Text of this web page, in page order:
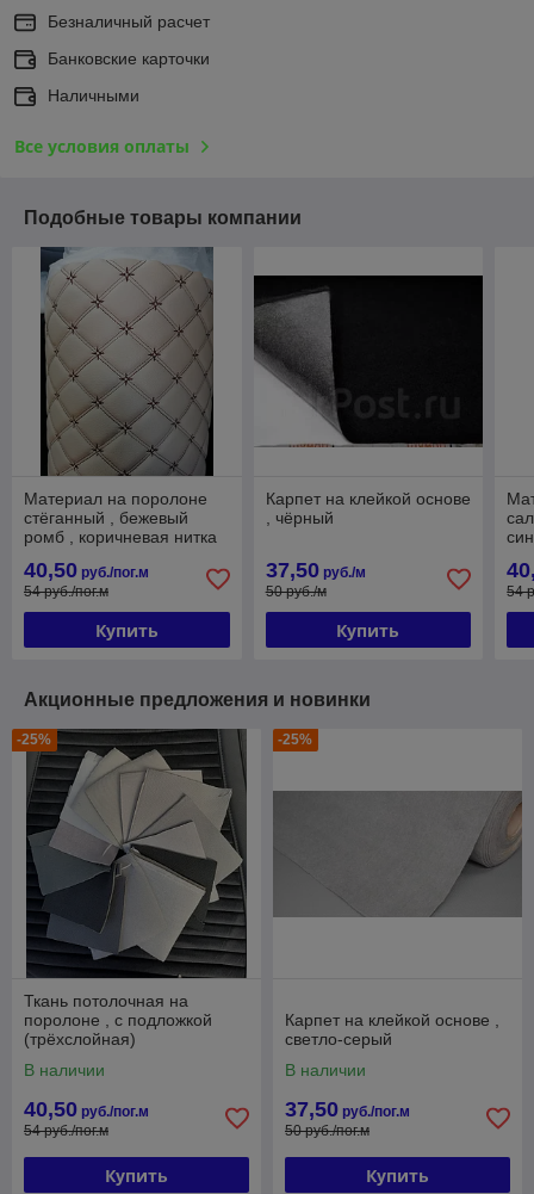
Безналичный расчет
Банковские карточки
Наличными
Все условия оплаты
Подобные товары компании
Материал на поролоне
стёганный , бежевый
ромб , коричневая нитка
40,50 руб./пог.м
54 руб./пог.м
Купить
Карпет на клейкой основе
, чёрный
37,50руб./м
50 руб./м
Купить
54
Акционные предложения и новинки
-25%
Ткань потолочная на
поролоне , с подложкой
(трёхслойная)
В наличии
40,50 руб./пог.м
54 руб./пог.м
Купить
-25%
Карпет на клейкой основе ,
светло-серый
В наличии
37,50 руб./пог.м
50 руб./пог.м
Купить